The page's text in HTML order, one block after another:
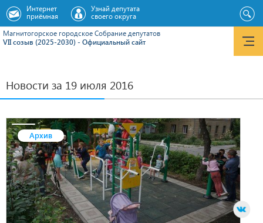
Магнитогорское городское Cобрание депутатов
VII созыв (2025-2030) - Официальный сайт
Интернет
приёмная
Узнай депутата
своего округа
Новости за 19 июля 2016
Архив